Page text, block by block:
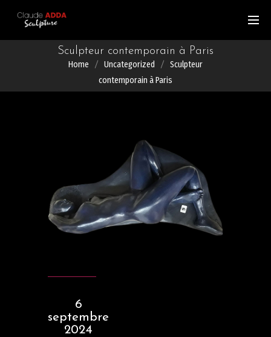
Sculpteur contemporain à Paris
Home Uncategorized
Sculpteur
contemporain à Paris
6
septembre
2024